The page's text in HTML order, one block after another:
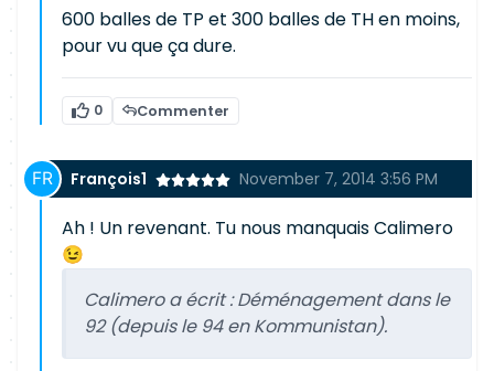
600 balles de TP et 300 balles de TH en moins,
pour vu que ça dure.
0 Commenter
François1 November 7, 2014 3:56 PM
Ah ! Un revenant. Tu nous manquais Calimero
😉
Calimero a écrit :Déménagement dans le
92 (depuis le 94 en Kommunistan).